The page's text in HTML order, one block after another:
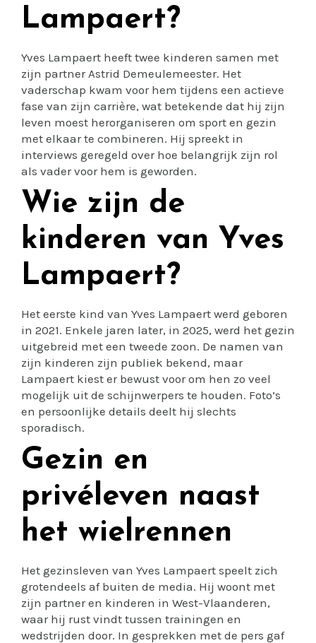
Lampaert?
Yves Lampaert heeft twee kinderen samen met
zijn partner Astrid Demeulemeester. Het
vaderschap kwam voor hem tijdens een actieve
fase van zijn carrière, wat betekende dat hij zijn
leven moest herorganiseren om sport en gezin
met elkaar te combineren. Hij spreekt in
interviews geregeld over hoe belangrijk zijn rol
als vader voor hem is geworden.
Wie zijn de
kinderen van Yves
Lampaert?
Het eerste kind van Yves Lampaert werd geboren
in 2021. Enkele jaren later, in 2025, werd het gezin
uitgebreid met een tweede zoon. De namen van
zijn kinderen zijn publiek bekend, maar
Lampaert kiest er bewust voor om hen zo veel
mogelijk uit de schijnwerpers te houden. Foto’s
en persoonlijke details deelt hij slechts
sporadisch.
Gezin en
privéleven naast
het wielrennen
Het gezinsleven van Yves Lampaert speelt zich
grotendeels af buiten de media. Hij woont met
zijn partner en kinderen in West-Vlaanderen,
waar hij rust vindt tussen trainingen en
wedstrijden door. In gesprekken met de pers gaf